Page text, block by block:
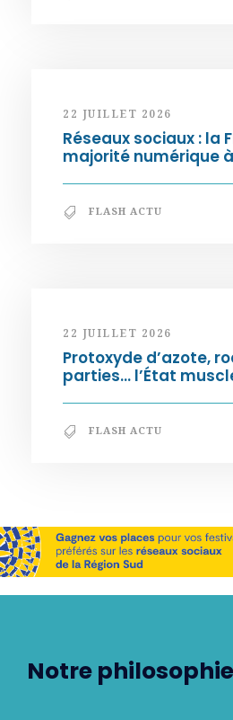
22 JUILLET 2026
Réseaux sociaux : la
majorité numérique à
FLASH ACTU
22 JUILLET 2026
Protoxyde d’azote,
parties… l’État
FLASH ACTU
Notre philosophie